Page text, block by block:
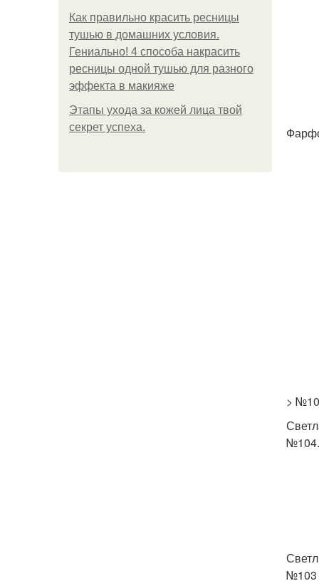
Как правильно красить ресницы
тушью в домашних условия.
Гениально! 4 способа накрасить
ресницы одной тушью для разного
эффекта в макияже
Этапы ухода за кожей лица твой
секрет успеха.
>
№103